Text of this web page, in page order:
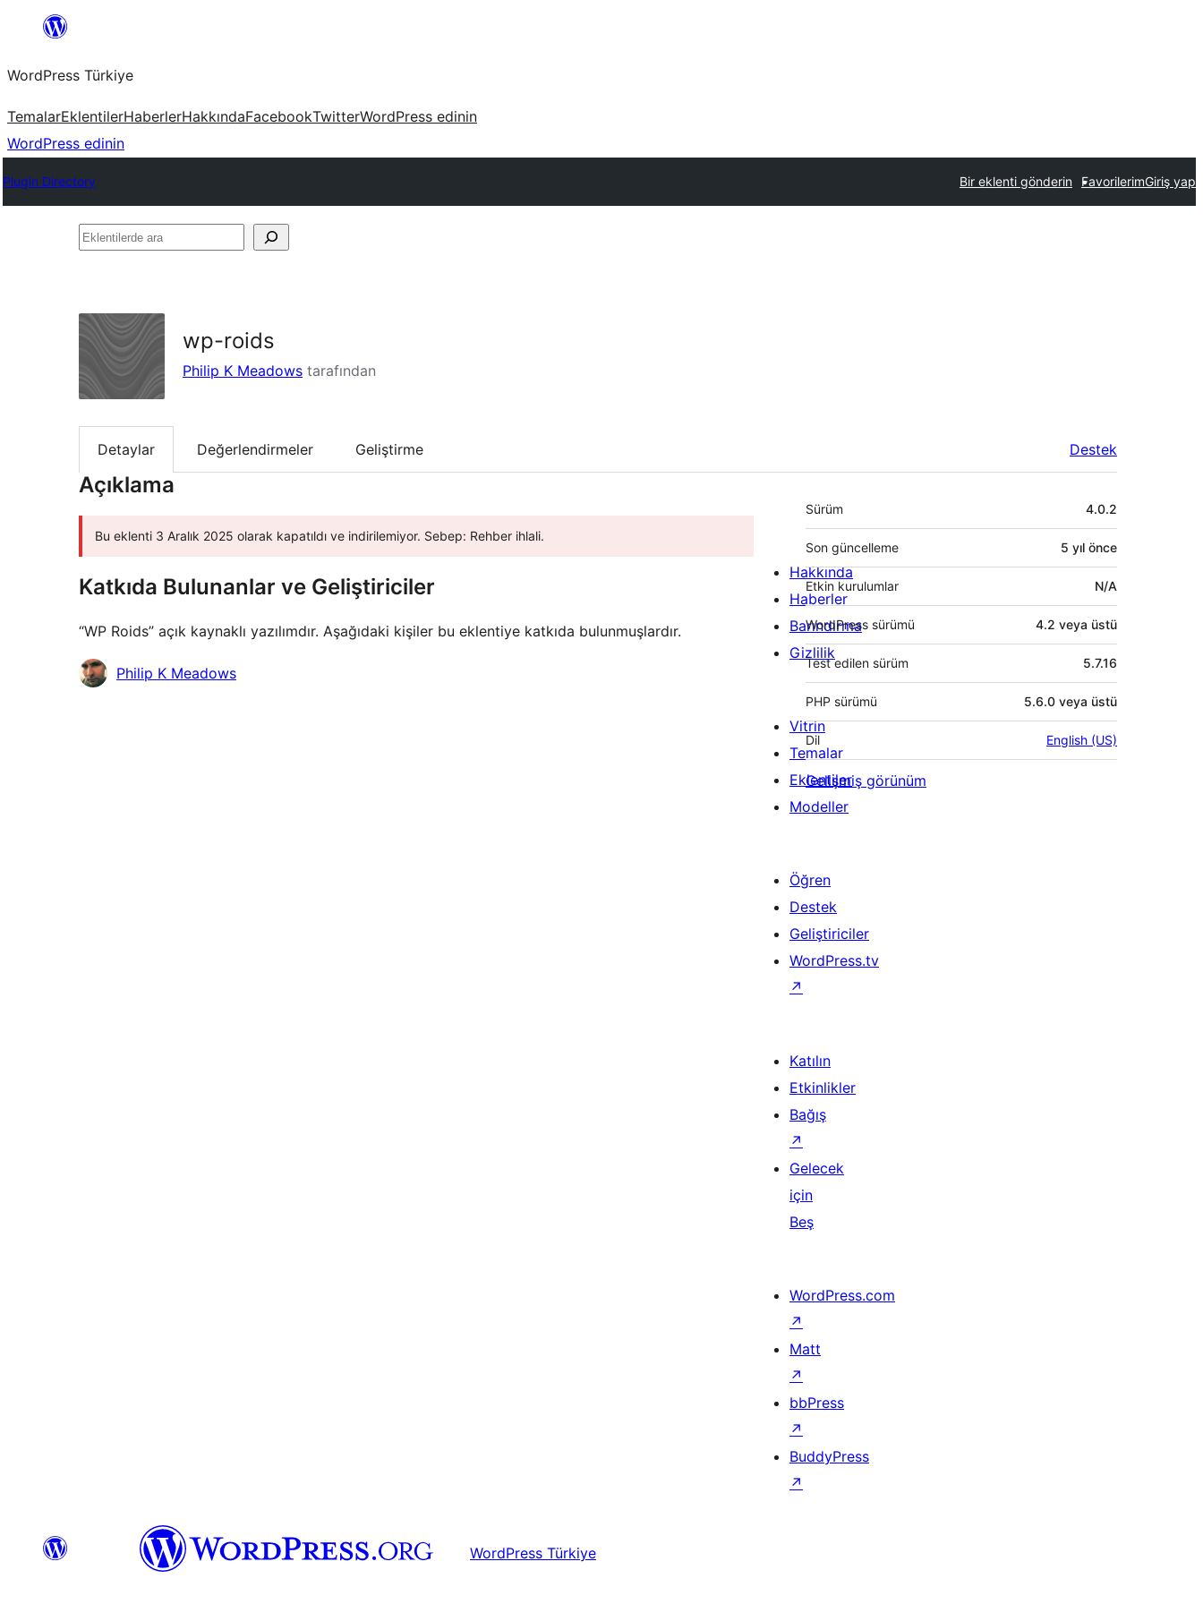
İçeriğe
WordPress Türkiye
TemalarEklentilerHaberlerHakkındaFacebookTwitterWordPress edinin
WordPress edinin
Plugin Directory Bir eklenti gönderin FavorilerimGiriş yap
Eklentilerde
wp-roids
Philip K Meadows tarafından
Detaylar Değerlendirmeler Geliştirme Destek
Açıklama
Bu eklenti 3 Aralık 2025 olarak kapatıldı ve indirilemiyor. Sebep: Rehber ihlali.
Katkıda Bulunanlar ve Geliştiriciler
“WP Roids” açık kaynaklı yazılımdır. Aşağıdaki kişiler bu eklentiye katkıda bulunmuşlardır.
KatkıdaPhilip K Meadows
Meta
Sürüm 4.0.2
Son güncelleme 5 yıl önce
Etkin kurulumlar N/A
WordPress sürümü 4.2 veya üstü
Test edilen sürüm 5.7.16
PHP sürümü 5.6.0 veya üstü
Dil English (US)
Gelişmiş görünüm
Hakkında
Haberler
Barındırma
Gizlilik
Vitrin
Temalar
Eklentiler
Modeller
Öğren
Destek
Geliştiriciler
WordPress.tv
↗
Katılın
Etkinlikler
Bağış
↗
Gelecek
için
Beş
WordPress.com
↗
Matt
↗
bbPress
↗
BuddyPress
↗
WordPress Türkiye